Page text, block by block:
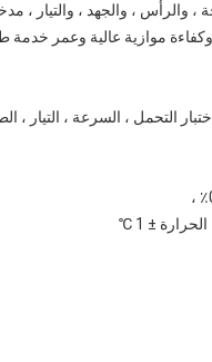
، والجهد ، والتيار ،
وكفاءة موازية عالية وعمر
التحمل ، السرعة ، التيار